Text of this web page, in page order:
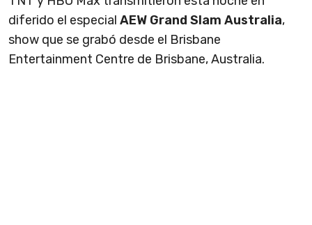
diferido el especial AEW Grand Slam Australia,
show que se grabó desde el Brisbane
Entertainment Centre de Brisbane, Australia.